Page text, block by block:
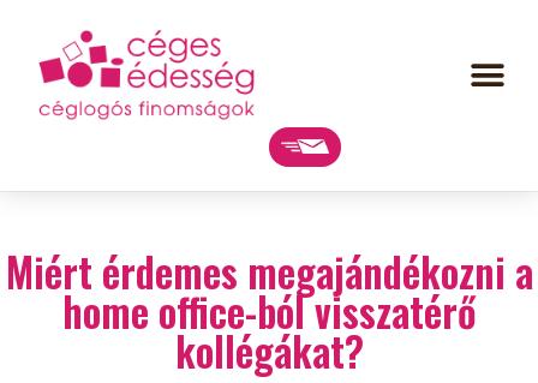
Miért érdemes megajándékozni a
home office-ból visszatérő
kollégákat?